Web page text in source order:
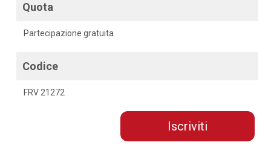
Quota
Partecipazione gratuita
Codice
FRV 21272
Iscriviti